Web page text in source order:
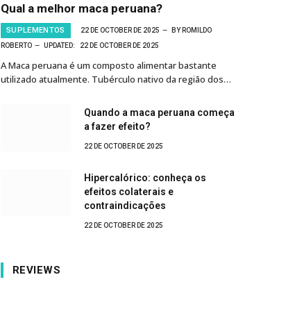
Qual a melhor maca peruana?
SUPLEMENTOS 22 DE OCTOBER DE 2025 BY ROMILDO
ROBERTO
UPDATED: 22 DE OCTOBER DE 2025
A Maca peruana é um composto alimentar bastante
utilizado atualmente. Tubérculo nativo da região dos…
Quando a maca peruana começa
a fazer efeito?
22 DE OCTOBER DE 2025
Hipercalórico: conheça os
efeitos colaterais e
contraindicações
22 DE OCTOBER DE 2025
REVIEWS